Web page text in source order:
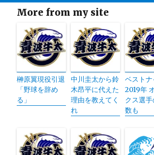
More from my site
榊原翼現役引退
「野球を辞め
る」
中川圭太から鈴
木昂平に代えた
理由を教えてく
れ
ベストナ
2019年
クス選
数も